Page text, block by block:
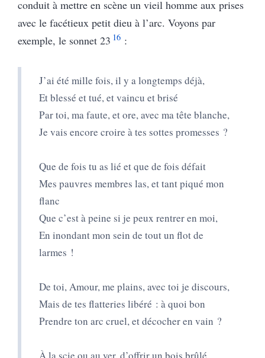
conduit à mettre en scène un vieil homme aux prises
avec le facétieux petit dieu à l’arc. Voyons par
exemple, le sonnet 23 16:
J’ai été mille fois, il y a longtemps déjà,
Et blessé et tué, et vaincu et brisé
Par toi, ma faute, et ore, avec ma tête blanche,
Je vais encore croire à tes sottes promesses ?
Que de fois tu as lié et que de fois défait
Mes pauvres membres las, et tant piqué mon
flanc
Que c’est à peine si je peux rentrer en moi,
En inondant mon sein de tout un flot de
larmes !
De toi, Amour, me plains, avec toi je discours,
Mais de tes flatteries libéré : à quoi bon
Prendre ton arc cruel, et décocher en vain ?